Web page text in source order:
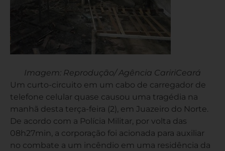
Imagem: Reprodução/ Agência CaririCeará
Um curto-circuito em um cabo de carregador de
telefone celular quase causou uma tragédia na
manhã desta terça-feira (2), em Juazeiro do Norte.
De acordo com a Polícia Militar, por volta das
08h27min, a corporação foi acionada para auxiliar
no combate a um incêndio em uma residência da